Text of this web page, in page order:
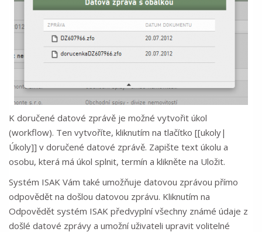
K doručené datové zprávě je možné vytvořit úkol
(workflow). Ten vytvoříte, kliknutím na tlačítko [[ukoly|
Úkoly]] v doručené datové zprávě. Zapište text úkolu a
osobu, která má úkol splnit, termín a klikněte na Uložit.
Systém ISAK Vám také umožňuje datovou zprávou přímo
odpovědět na došlou datovou zprávu. Kliknutím na
Odpovědět systém ISAK předvyplní všechny známé údaje z
došlé datové zprávy a umožní uživateli upravit volitelné